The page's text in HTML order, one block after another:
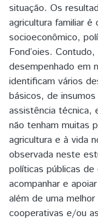
situação. Os
agricultura familiar
socioeconômico,
Fond’oies.
desempenhado em
identificam vários
básicos, de
assistência técnica,
não tenham muitas
agricultura e à vida
observada neste
políticas públicas
acompanhar e
além de uma
cooperativas e/ou